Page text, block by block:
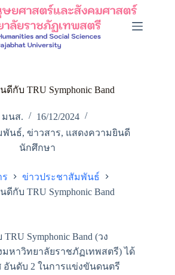
กับ TRU Symphonic Band
มนส.
16/12/2024
พันธ์, ข่าวสาร, แสดงความยินดี
นักศึกษา
ร
ข่าวประชาสัมพันธ์
กับ TRU Symphonic Band
Symphonic Band (วง
มหาวิทยาลัยราชภัฏเทพสตรี) ได้
อันดับ 2 ในการแข่งขันดนตรี